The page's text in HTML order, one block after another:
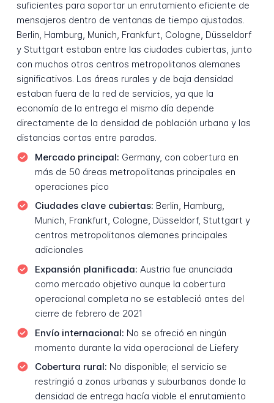
suficientes para soportar un enrutamiento eficiente de
mensajeros dentro de ventanas de tiempo ajustadas.
Berlin, Hamburg, Munich, Frankfurt, Cologne, Düsseldorf
y Stuttgart estaban entre las ciudades cubiertas, junto
con muchos otros centros metropolitanos alemanes
significativos. Las áreas rurales y de baja densidad
estaban fuera de la red de servicios, ya que la
economía de la entrega el mismo día depende
directamente de la densidad de población urbana y las
distancias cortas entre paradas.
Mercado principal: Germany, con cobertura en
más de 50 áreas metropolitanas principales en
operaciones pico
Ciudades clave cubiertas: Berlin, Hamburg,
Munich, Frankfurt, Cologne, Düsseldorf, Stuttgart y
centros metropolitanos alemanes principales
adicionales
Expansión planificada: Austria fue anunciada
como mercado objetivo aunque la cobertura
operacional completa no se estableció antes del
cierre de febrero de 2021
Envío internacional: No se ofreció en ningún
momento durante la vida operacional de Liefery
Cobertura rural: No disponible; el servicio se
restringió a zonas urbanas y suburbanas donde la
densidad de entrega hacía viable el enrutamiento